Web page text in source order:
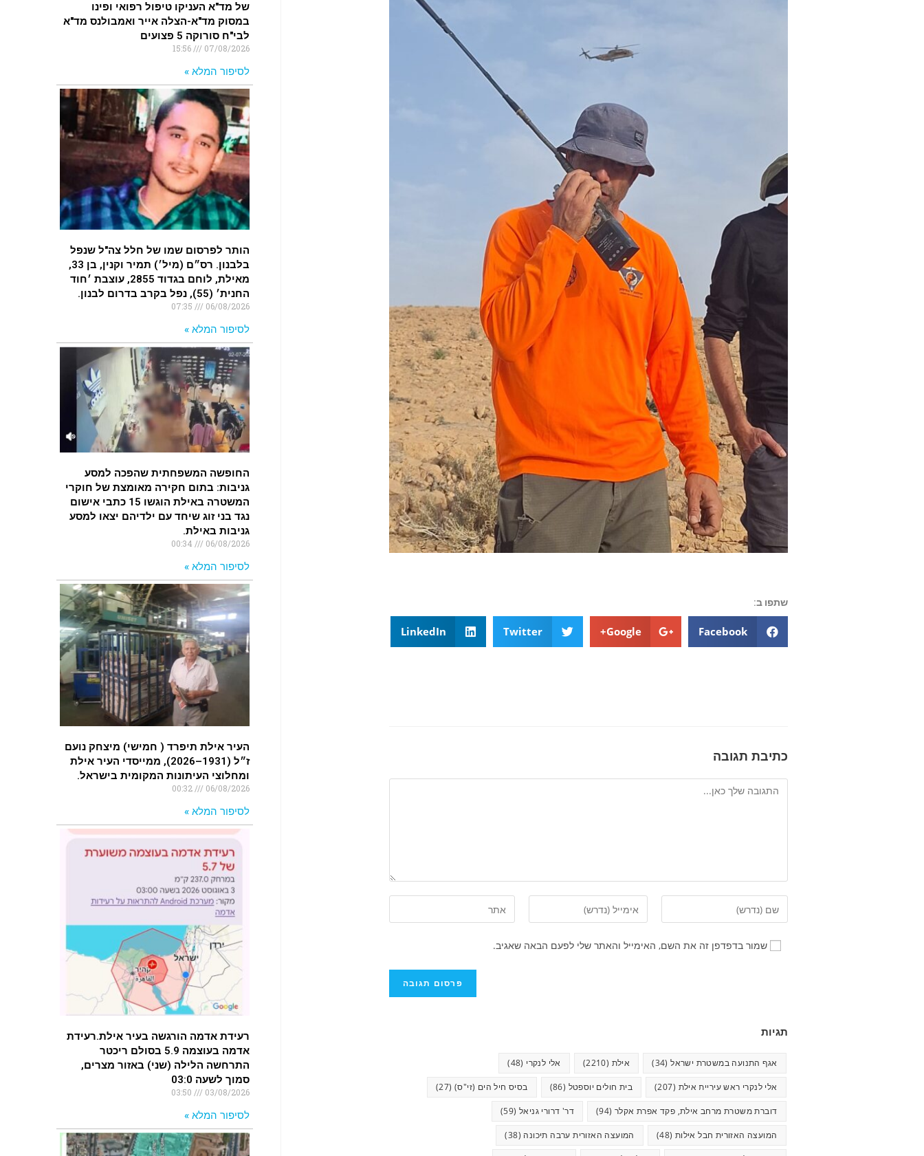
שתפו ב:
Facebook
Google+
Twitter
LinkedIn
כתיבת תגובה
שמור בדפדפן זה את השם, האימייל והאתר שלי לפעם הבאה שאגיב.
תגיות
אגף התנועה במשטרת ישראל(34) אילת (2210) אלי לנקרי (48)
אלי לנקרי ראש עיריית אילת (207) בית חולים יוספטל (86) בסיס חיל הים (זי"ס)(27)
דוברת משטרת מרחב אילת, פקד אפרת אקלר(94) דר' דרורי גניאל(59)
המועצה האזורית חבל אילות (48) המועצה האזורית ערבה תיכונה (38)
של מד"א העניקו טיפול רפואי ופינו
במסוק מד"א-הצלה אייר ואמבולנס מד"א
לבי"ח סורוקה 5 פצועים
07/08/2026
לסיפור המלא »
הותר לפרסום שמו של חלל צה"ל שנפל
בלבנון. רס״ם (מיל׳) תמיר וקנין, בן 33,
מאילת, לוחם בגדוד 2855, עוצבת ׳חוד
החנית׳ (55), נפל בקרב בדרום לבנון.
06/08/2026
לסיפור המלא »
החופשה המשפחתית שהפכה למסע
גניבות: בתום חקירה מאומצת של חוקרי
המשטרה באילת הוגשו 15 כתבי אישום
נגד בני זוג שיחד עם ילדיהם יצאו למסע
גניבות באילת.
06/08/2026
לסיפור המלא »
העיר אילת תיפרד ( חמישי) מיצחק נועם
ז״ל (1931–2026), ממייסדי העיר אילת
ומחלוצי העיתונות המקומית בישראל.
06/08/2026
לסיפור המלא »
רעידת אדמה הורגשה בעיר אילת.רעידת
אדמה בעוצמה 5.9 בסולם ריכטר
התרחשה הלילה (שני) באזור מצרים,
סמוך לשעה 03:0
03/08/2026
לסיפור המלא »